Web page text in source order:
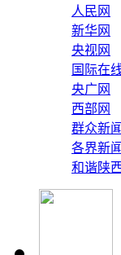
人民网
新华网
央视网
国际在
央广网
西部网
群众新
各界新
和谐陕